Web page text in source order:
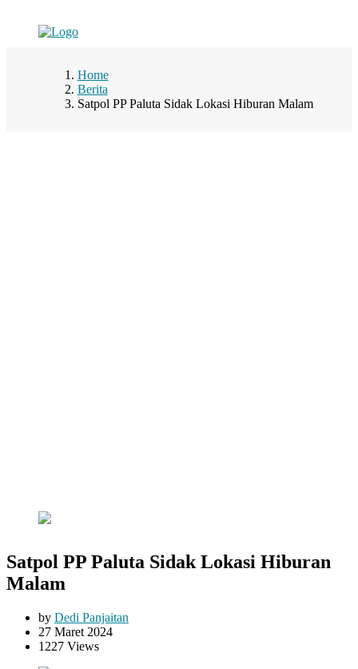
Home
Berita
Satpol PP Paluta Sidak Lokasi Hiburan Malam
Satpol PP Paluta Sidak Lokasi Hiburan
Malam
by Dedi Panjaitan
27 Maret 2024
1227 Views